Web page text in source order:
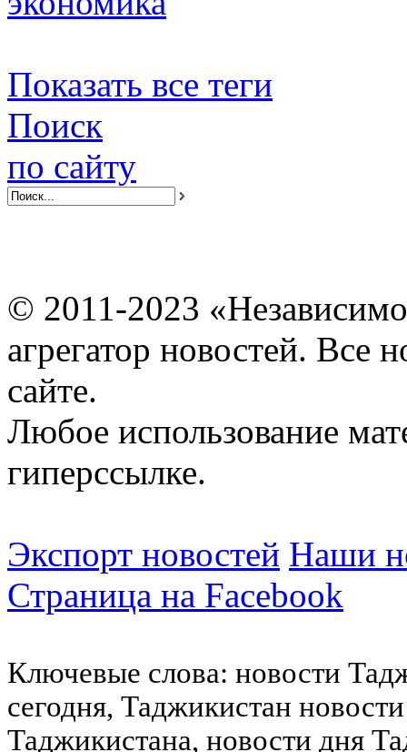
Показать все теги
Поиск
по сайту
© 2011-2023
агрегатор новостей. Все
сайте.
Любое использование
гиперссылке.
Экспорт новостей Наши
Страница на Facebook
Ключевые слова: новости
сегодня, Таджикистан
Таджикистана, новости дня